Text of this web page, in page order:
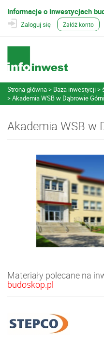
Informacje o inwestycjach
Zaloguj się Załóż konto
Strona główna Baza inwestycji
Akademia WSB w Dąbrowie
Akademia WSB w
Materiały polecane na
budoskop.pl